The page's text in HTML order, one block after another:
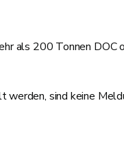
als 200 Tonnen
sind keine